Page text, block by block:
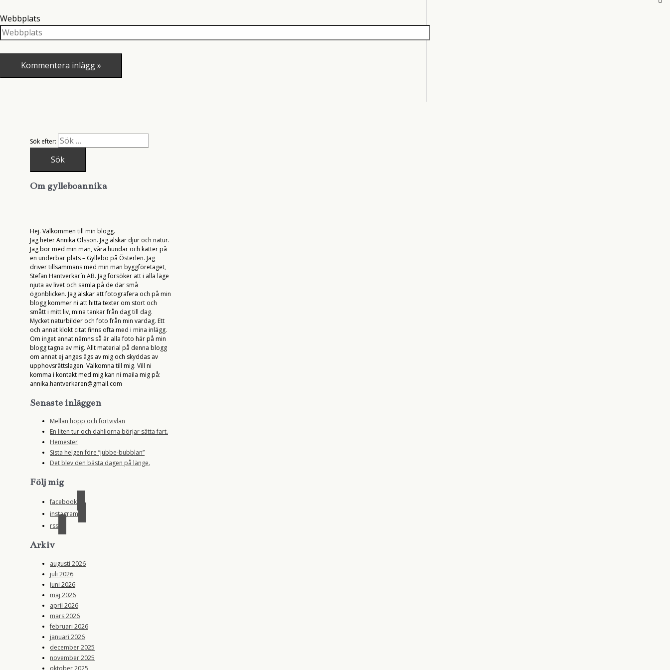
Webbplats
Sök efter:
Om gylleboannika
Hej. Välkommen till min blogg.
Jag heter Annika Olsson. Jag älskar djur och natur.
Jag bor med min man, våra hundar och katter på
en underbar plats – Gyllebo på Österlen. Jag
driver tillsammans med min man byggföretaget,
Stefan Hantverkar´n AB. Jag försöker att i alla läge
njuta av livet och samla på de där små
ögonblicken. Jag älskar att fotografera och på min
blogg kommer ni att hitta texter om stort och
smått i mitt liv, mina tankar från dag till dag.
Mycket naturbilder och foto från min vardag. Ett
och annat klokt citat finns ofta med i mina inlägg.
Om inget annat nämns så är alla foto här på min
blogg tagna av mig. Allt material på denna blogg
om annat ej anges ägs av mig och skyddas av
upphovsrättslagen. Välkomna till mig. Vill ni
komma i kontakt med mig kan ni maila mig på:
annika.hantverkaren@gmail.com
Senaste inläggen
Mellan hopp och förtvivlan
En liten tur och dahliorna börjar sätta fart.
Hemester
Sista helgen före ”jubbe-bubblan”
Det blev den bästa dagen på länge.
Följ mig
facebook
instagram
rss
Arkiv
augusti 2026
juli 2026
juni 2026
maj 2026
april 2026
mars 2026
februari 2026
januari 2026
december 2025
november 2025
oktober 2025